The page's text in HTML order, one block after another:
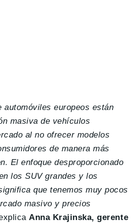
automóviles europeos están
masiva de vehículos
al no ofrecer modelos
de manera más
El enfoque desproporcionado
los SUV grandes y los
que tenemos muy pocos
masivo y precios
Anna Krajinska, gerente